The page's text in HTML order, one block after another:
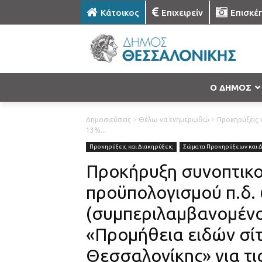
Κάτοικος Επιχειρείν
Ο ΔΗΜΟΣ
Δημοσιεύσεις Θέλω να ενημερωθώ Προκηρύξεις
13%...
Προκηρύξεις και Διακηρύξεις Σώματα Προκηρύξεων και
Προκήρυξη
προϋπολογισμού π.δ.
«Προμήθεια ειδών
Θεσσαλονίκης» για